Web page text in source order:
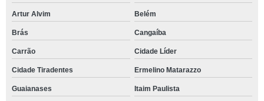
Artur Alvim Belém
Brás Cangaíba
Carrão Cidade Líder
Cidade Tiradentes Ermelino Matarazzo
Guaianases Itaim Paulista